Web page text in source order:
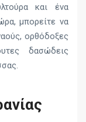
και ένα
μπορείτε να
ορθόδοξες
δασώδεις